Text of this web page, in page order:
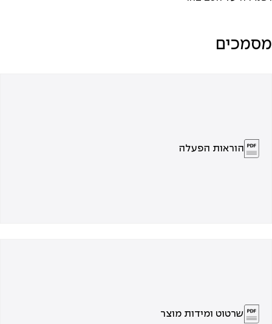
מסמכים
הוראות הפעלה
שרטוט ומידות מוצר